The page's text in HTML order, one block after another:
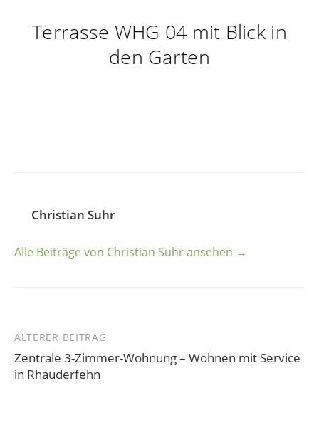
Terrasse WHG 04 mit Blick in
den Garten
Christian Suhr
Alle Beiträge von Christian Suhr ansehen →
Beitrags-
Navigation
ÄLTERER BEITRAG
Zentrale 3-Zimmer-Wohnung – Wohnen mit Service
in Rhauderfehn